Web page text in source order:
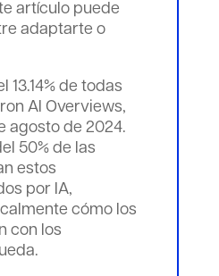
artículo puede
adaptarte o
13.14% de todas
AI Overviews,
agosto de 2024.
50% de las
estos
por IA,
cómo los
con los